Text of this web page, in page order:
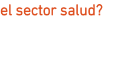
el sector salud?